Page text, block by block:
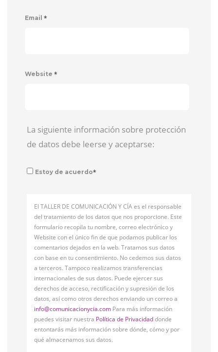
Email *
Website *
La siguiente información sobre protección
de datos debe leerse y aceptarse:
Estoy de acuerdo*
El TALLER DE COMUNICACIÓN Y CÍA es el responsable
del tratamiento de los datos que nos proporcione. Este
formulario recopila tu nombre, correo electrónico y
Website con el único fin de que podamos publicar los
comentarios dejados en la web. Tratamos sus datos
con base en tu consentimiento. No cedemos sus datos
a terceros. Tampoco realizamos transferencias
internacionales de sus datos. Puede ejercer sus
derechos de acceso, rectificación y supresión de los
datos, así como otros derechos enviando un correo a
info@comunicacionycia.com Para más información
puedes visitar nuestra Política de Privacidaddonde
entontarás más información sobre dónde, cómo y por
qué almacenamos sus datos.